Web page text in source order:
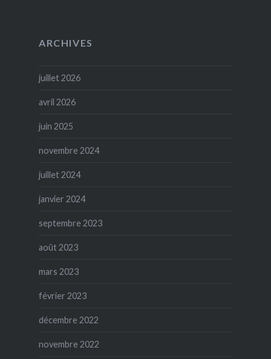
ARCHIVES
juillet 2026
avril 2026
juin 2025
novembre 2024
juillet 2024
janvier 2024
septembre 2023
août 2023
mars 2023
février 2023
décembre 2022
novembre 2022